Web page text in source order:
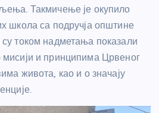
Такмичење је окупило
школа са подручја општине
током надметања показали
и принципима Црвеног
живота, као и о значају